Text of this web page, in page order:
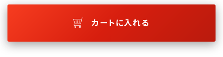
カートに入れる